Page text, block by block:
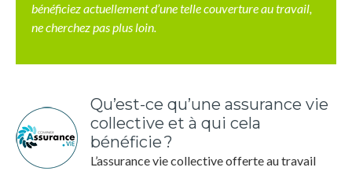
bénéficiez actuellement d’une telle couverture au travail,
ne cherchez pas plus loin.
Qu’est-ce qu’une assurance vie
collective et à qui cela
bénéficie ?
L’assurance vie collective offerte au travail